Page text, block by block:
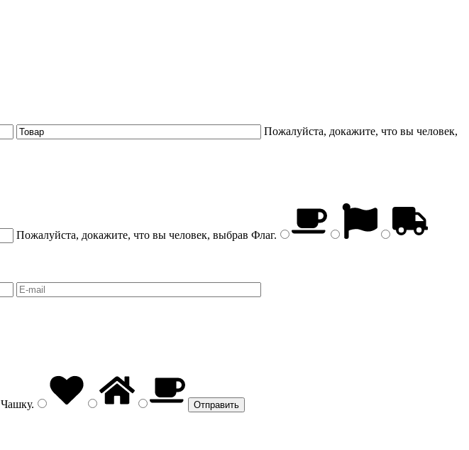
Пожалуйста, докажите, что вы человек,
Пожалуйста, докажите, что вы человек, выбрав Флаг.
Чашку.